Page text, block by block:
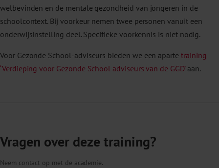
welbevinden en de mentale gezondheid van jongeren in de
schoolcontext. Bij voorkeur nemen twee personen vanuit een
onderwijsinstelling deel. Specifieke voorkennis is niet nodig.
Voor Gezonde School-adviseurs bieden we een aparte training
‘Verdieping voor Gezonde School adviseurs van de GGD’aan.
Vragen over deze training?
Neem contact op met de academie.